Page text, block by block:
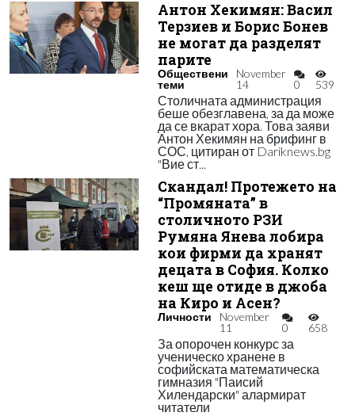
Антон Хекимян: Васил
Терзиев и Борис Бонев
не могат да разделят
парите
Обществени
теми
November
14
0 539
Столичната администрация
беше обезглавена, за да може
да се вкарат хора. Това заяви
Антон Хекимян на брифинг в
СОС, цитиран от Dariknews.bg
"Вие ст...
Скандал! Протежето на
“Промяната” в
столичното РЗИ
Румяна Янева лобира
кои фирми да хранят
децата в София. Колко
кеш ще отиде в джоба
на Киро и Асен?
Личности
November
11
0 658
За опорочен конкурс за
ученическо хранене в
софийската математическа
гимназия "Паисий
Хилендарски" алармират
читатели